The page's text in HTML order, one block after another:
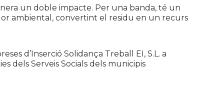
un doble impacte. Per una banda, té un
ambiental, convertint el residu en un recurs
d’Inserció Solidança Treball EI, S.L. a
dels Serveis Socials dels municipis